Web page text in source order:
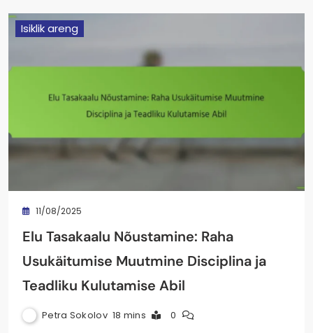
Isiklik areng
11/08/2025
Elu Tasakaalu Nõustamine: Raha
Usukäitumise Muutmine Disciplina ja
Teadliku Kulutamise Abil
Petra Sokolov 18 mins 0